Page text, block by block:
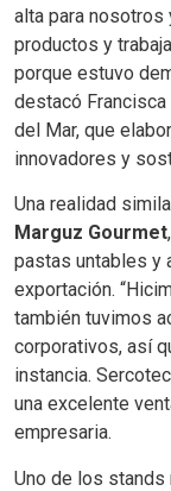
alta para nosotros
productos y
porque estuvo
destacó
del Mar, que
innovadores y
Una realidad
Marguz Gourmet
pastas untables y
exportación.
también tuvimos
corporativos, así
instancia.
una excelente
empresaria.
Uno de los